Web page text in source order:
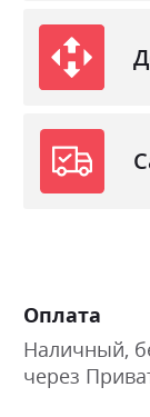
Оплата
Наличный,
через